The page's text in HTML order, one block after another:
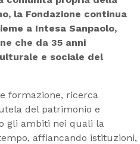
la Fondazione continua
a Intesa Sanpaolo,
che da 35 anni
e sociale del
formazione, ricerca
del patrimonio e
gli ambiti nei quali la
affiancando istituzioni,